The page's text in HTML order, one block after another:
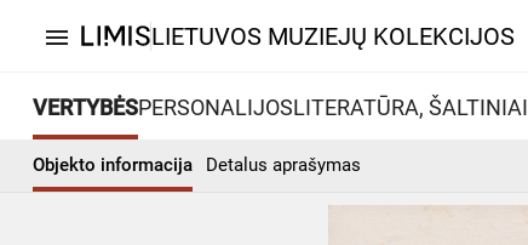
menu LIETUVOS MUZIEJŲ KOLEKCIJOS
VERTYBĖSPERSONALIJOSLITERATŪRA, ŠALTINIAI
Objekto informacija Detalus aprašymas